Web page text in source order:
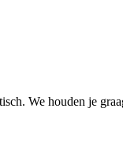
We houden je